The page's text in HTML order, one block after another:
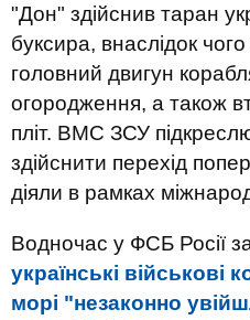
"Дон" здійснив таран
буксира, внаслідок
головний двигун
огородження, а також
пліт. ВМС ЗСУ
здійснити перехід
діяли в рамках
Водночас у ФСБ Росії
українські військові
морі "незаконно